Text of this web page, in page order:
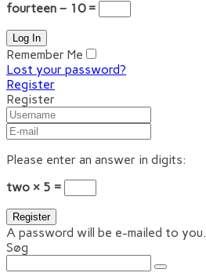
fourteen − 10 =
Remember Me
Lost your password?
Register
Register
Please enter an answer in digits:
two × 5 =
A password will be e-mailed to you.
Søg